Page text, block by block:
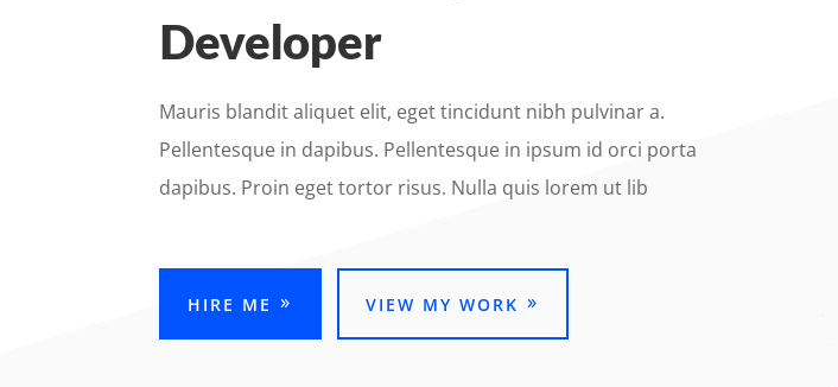
Developer
Mauris blandit aliquet elit, eget tincidunt nibh pulvinar a.
Pellentesque in dapibus. Pellentesque in ipsum id orci porta
dapibus. Proin eget tortor risus. Nulla quis lorem ut lib
HIRE ME VIEW MY WORK